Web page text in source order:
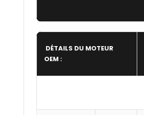
DÉTAILS DU MOTEUR
OEM :